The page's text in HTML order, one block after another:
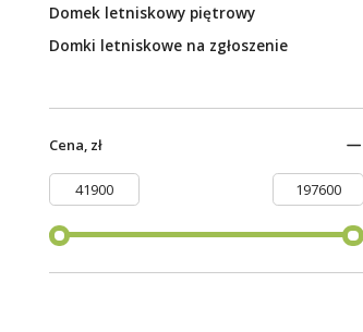
Domek letniskowy piętrowy
Domki letniskowe na zgłoszenie
Cena, zł